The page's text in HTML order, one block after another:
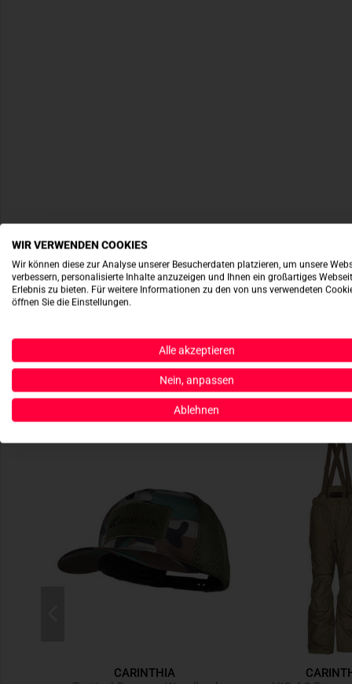
CARINTHIA
WIR VERWENDEN COOKIES
Wir können diese zur Analyse unserer Besucherdaten platzieren, um unsere
verbessern, personalisierte Inhalte anzuzeigen und Ihnen ein großartiges
Erlebnis zu bieten. Für weitere Informationen zu den von uns verwendeten
öffnen Sie die Einstellungen.
Alle akzeptieren
Nein, anpassen
Ablehnen